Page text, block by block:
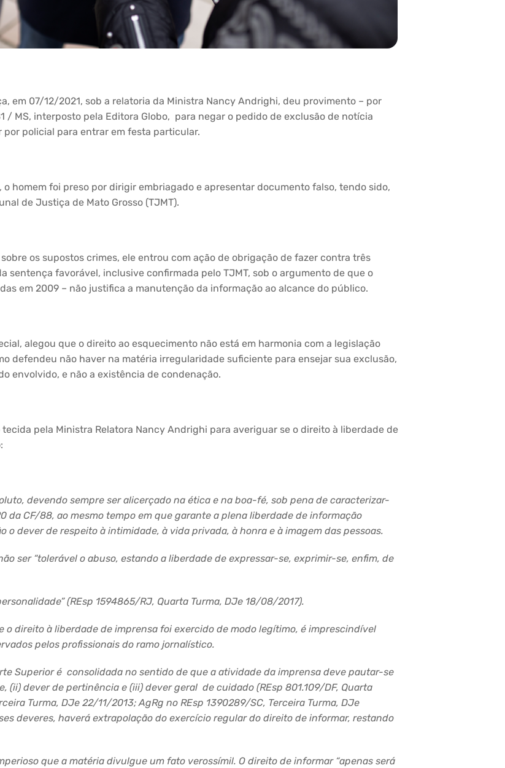
em 07/12/2021, sob a relatoria da Ministra Nancy Andrighi, deu provimento – por
/ MS, interposto pela Editora Globo, para negar o pedido de exclusão de notícia
policial para entrar em festa particular.
homem foi preso por dirigir embriagado e apresentar documento falso, tendo sido,
de Justiça de Mato Grosso (TJMT).
os supostos crimes, ele entrou com ação de obrigação de fazer contra três
sentença favorável, inclusive confirmada pelo TJMT, sob o argumento de que o
em 2009 – não justifica a manutenção da informação ao alcance do público.
alegou que o direito ao esquecimento não está em harmonia com a legislação
defendeu não haver na matéria irregularidade suficiente para ensejar sua exclusão,
envolvido, e não a existência de condenação.
pela Ministra Relatora Nancy Andrighi para averiguar se o direito à liberdade de
devendo sempre ser alicerçado na ética e na boa-fé, sob pena de caracterizar-
da CF/88, ao mesmo tempo em que garante a plena liberdade de informação
o dever de respeito à intimidade, à vida privada, à honra e à imagem das pessoas.
ser “tolerável o abuso, estando a liberdade de expressar-se, exprimir-se, enfim, de
(REsp 1594865/RJ, Quarta Turma, DJe 18/08/2017).
o direito à liberdade de imprensa foi exercido de modo legítimo, é imprescindível
pelos profissionais do ramo jornalístico.
Superior é consolidada no sentido de que a atividade da imprensa deve pautar-se
(ii) dever de pertinência e (iii) dever geral de cuidado (REsp 801.109/DF, Quarta
Turma, DJe 22/11/2013;AgRg no REsp 1390289/SC, Terceira Turma, DJe
deveres, haverá extrapolação do exercício regular do direito de informar, restando
que a matéria divulgue um fato verossímil. O direito de informar “apenas será